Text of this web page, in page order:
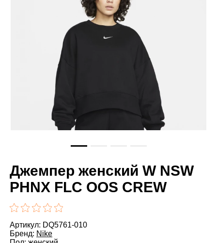
Джемпер женский W NSW
PHNX FLC OOS CREW
Артикул: DQ5761-010
Бренд: Nike